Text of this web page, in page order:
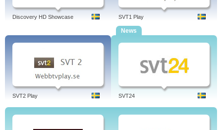
Discovery HD Showcase SVT1 Play
SVT2 Play
News
SVT24